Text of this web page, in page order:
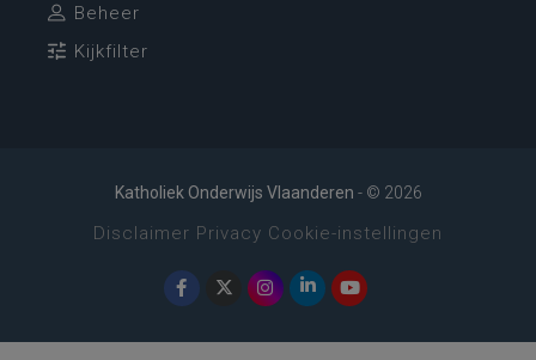
Beheer
Kijkfilter
Katholiek Onderwijs Vlaanderen - © 2026
Disclaimer Privacy Cookie-instellingen